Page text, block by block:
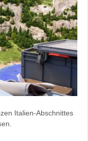
Italien-Abschnittes